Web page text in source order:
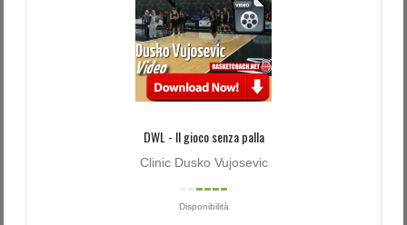
DWL - Il gioco senza palla
Clinic Dusko Vujosevic
Disponibilità
Password dimenticata?
Nome utente dimenticato?